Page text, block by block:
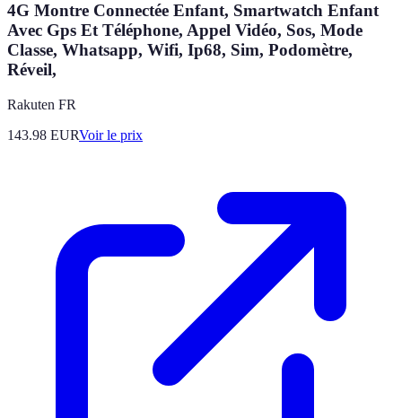
4G Montre Connectée Enfant, Smartwatch Enfant
Avec Gps Et Téléphone, Appel Vidéo, Sos, Mode
Classe, Whatsapp, Wifi, Ip68, Sim, Podomètre,
Réveil,
Rakuten FR
143.98 EURVoir le prix